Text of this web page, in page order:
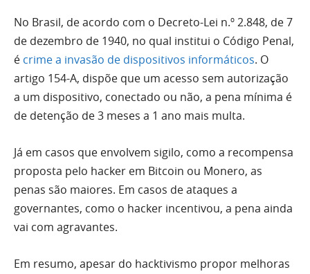
No Brasil, de acordo com o Decreto-Lei n.º 2.848, de 7
de dezembro de 1940, no qual institui o Código Penal,
é crime a invasão de dispositivos informáticos. O
artigo 154-A, dispõe que um acesso sem autorização
a um dispositivo, conectado ou não, a pena mínima é
de detenção de 3 meses a 1 ano mais multa.
Já em casos que envolvem sigilo, como a recompensa
proposta pelo hacker em Bitcoin ou Monero, as
penas são maiores. Em casos de ataques a
governantes, como o hacker incentivou, a pena ainda
vai com agravantes.
Em resumo, apesar do hacktivismo propor melhoras